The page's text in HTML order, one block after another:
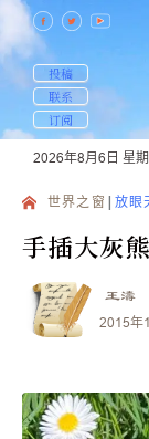
投稿
联系
订阅
2026年8月6日 星
世界之窗 放眼
手插大灰
王濤
2015年